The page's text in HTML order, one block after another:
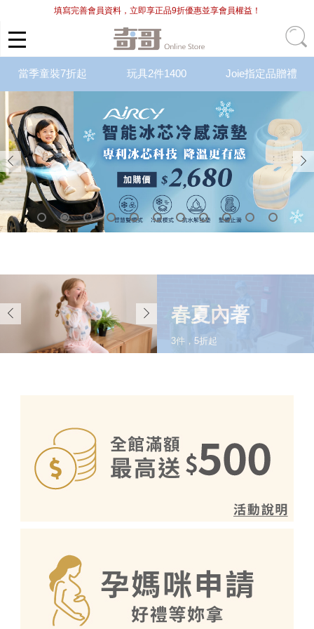
填寫完善會員資料，立即享正品9折優惠並享會員權益！
當季童裝7折起 玩具2件1400 Joie指定品贈禮
春夏外著
3件，5折起